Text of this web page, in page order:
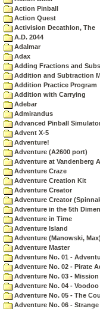
Action Pinball
Action Quest
Activision Decathlon, The
A.D. 2044
Adalmar
Adax
Adding Fractions and
Addition and Subtraction
Addition Practice Program
Addition with Carrying
Adebar
Admirandus
Advanced Pinball
Advent X-5
Adventure!
Adventure (A2600 port)
Adventure at Vandenberg
Adventure Craze
Adventure Creation Kit
Adventure Creator
Adventure Creator
Adventure in the 5th
Adventure in Time
Adventure Island
Adventure (Manowski,
Adventure Master
Adventure No. 01 -
Adventure No. 02 - Pirate
Adventure No. 03 -
Adventure No. 04 - Voodoo
Adventure No. 05 - The
Adventure No. 06 -